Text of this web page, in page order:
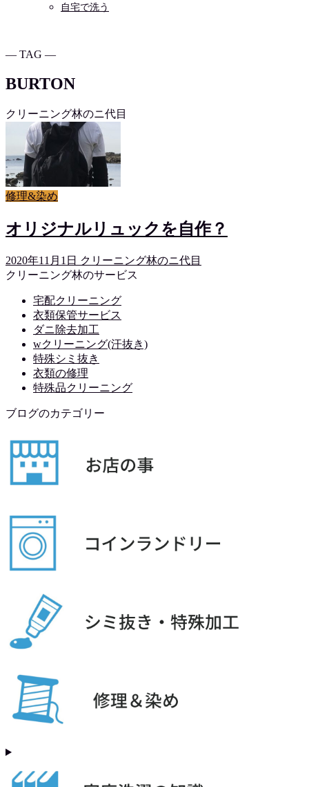
自宅で洗う
― TAG ―
BURTON
クリーニング林のニ代目
修理&染め
オリジナルリュックを自作？
2020年11月1日 クリーニング林のニ代目
クリーニング林のサービス
宅配クリーニング
衣類保管サービス
ダニ除去加工
wクリーニング(汗抜き)
特殊シミ抜き
衣類の修理
特殊品クリーニング
ブログのカテゴリー